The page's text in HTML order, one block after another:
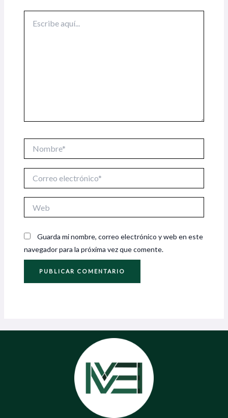
aquí...
electrónico*
Guarda mi nombre, correo electrónico y web en este
navegador para la próxima vez que comente.